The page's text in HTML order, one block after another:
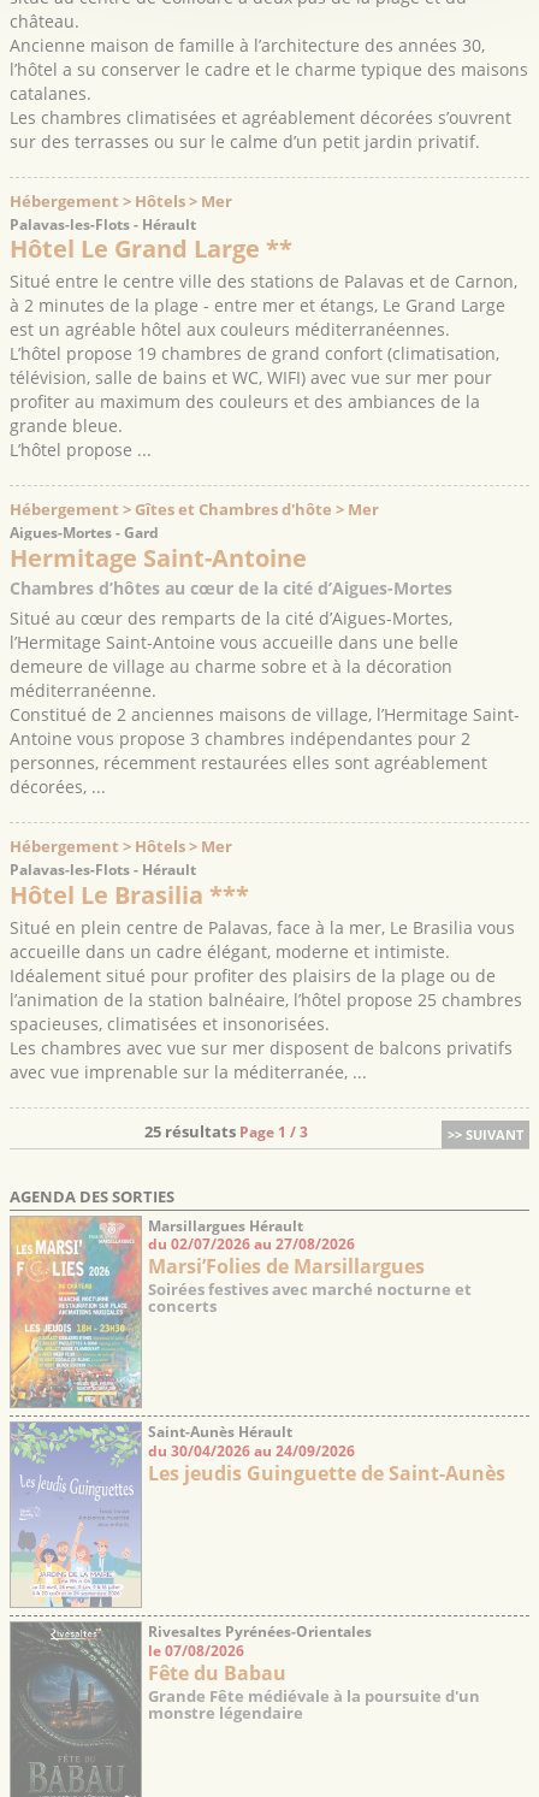
château.
Ancienne maison de famille à l’architecture des années 30,
l’hôtel a su conserver le cadre et le charme typique des maisons
catalanes.
Les chambres climatisées et agréablement décorées s’ouvrent
sur des terrasses ou sur le calme d’un petit jardin privatif.
Hébergement > Hôtels > Mer
Palavas-les-Flots - Hérault
Hôtel Le Grand Large **
Situé entre le centre ville des stations de Palavas et de Carnon,
à 2 minutes de la plage - entre mer et étangs, Le Grand Large
est un agréable hôtel aux couleurs méditerranéennes.
L’hôtel propose 19 chambres de grand confort (climatisation,
télévision, salle de bains et WC, WIFI) avec vue sur mer pour
profiter au maximum des couleurs et des ambiances de la
grande bleue.
L’hôtel propose ...
Hébergement > Gîtes et Chambres d'hôte > Mer
Aigues-Mortes - Gard
Hermitage Saint-Antoine
Chambres d’hôtes au cœur de la cité d’Aigues-Mortes
Situé au cœur des remparts de la cité d’Aigues-Mortes,
l’Hermitage Saint-Antoine vous accueille dans une belle
demeure de village au charme sobre et à la décoration
méditerranéenne.
Constitué de 2 anciennes maisons de village, l’Hermitage Saint-
Antoine vous propose 3 chambres indépendantes pour 2
personnes, récemment restaurées elles sont agréablement
décorées, ...
Hébergement > Hôtels > Mer
Palavas-les-Flots - Hérault
Hôtel Le Brasilia ***
Situé en plein centre de Palavas, face à la mer, Le Brasilia vous
accueille dans un cadre élégant, moderne et intimiste.
Idéalement situé pour profiter des plaisirs de la plage ou de
l’animation de la station balnéaire, l’hôtel propose 25 chambres
spacieuses, climatisées et insonorisées.
Les chambres avec vue sur mer disposent de balcons privatifs
avec vue imprenable sur la méditerranée, ...
>> SUIVANT
25 résultats Page 1 / 3
AGENDA DES SORTIES
Marsillargues Hérault
du 02/07/2026 au 27/08/2026
Marsi’Folies de Marsillargues
Soirées festives avec marché nocturne et
concerts
Saint-Aunès Hérault
du 30/04/2026 au 24/09/2026
Les jeudis Guinguette de Saint-Aunès
Rivesaltes Pyrénées-Orientales
le 07/08/2026
Fête du Babau
Grande Fête médiévale à la poursuite d'un
monstre légendaire